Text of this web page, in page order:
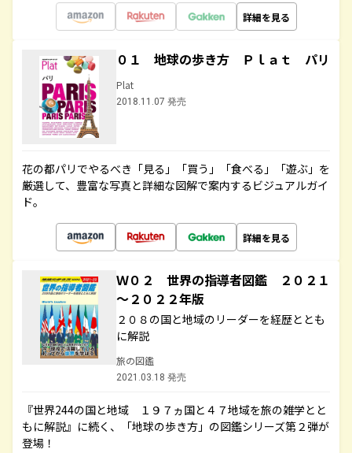
詳細を見る
０１ 地球の歩き方 Ｐｌａｔ パリ
Plat
2018.11.07 発売
花の都パリでやるべき「見る」「買う」「食べる」「遊ぶ」を
厳選して、豊富な写真と詳細な図解で案内するビジュアルガイ
ド。
詳細を見る
Ｗ０２ 世界の指導者図鑑 ２０２１
～２０２２年版
２０８の国と地域のリーダーを経歴ととも
に解説
旅の図鑑
2021.03.18 発売
『世界244の国と地域 １９７ヵ国と４７地域を旅の雑学とと
もに解説』に続く、「地球の歩き方」の図鑑シリーズ第２弾が
登場！